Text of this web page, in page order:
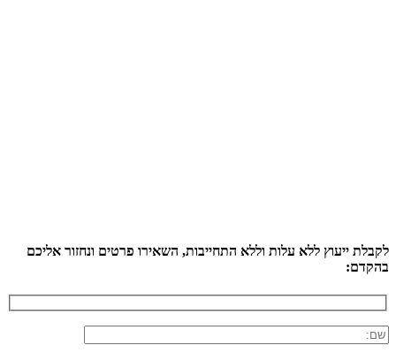
לקבלת ייעוץ ללא עלות וללא התחייבות, השאירו פרטים ונחזור אליכם
בהקדם: